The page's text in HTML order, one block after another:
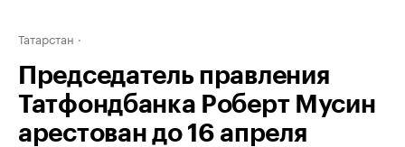
Татарстан
Председатель правления
Татфондбанка Роберт Мусин
арестован до 16 апреля